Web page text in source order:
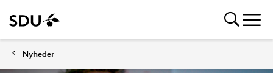
Nyheder